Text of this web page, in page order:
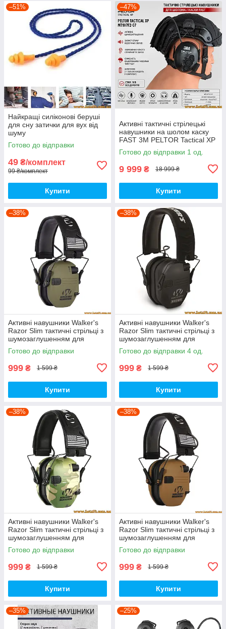
–51%
Найкращі силіконові беруші
для сну затички для вух від
шуму
Готово до відправки
49 ₴/комплект
99 ₴/комплект
Купити
–47%
Активні тактичні стрілецькі
навушники на шолом каску
FAST 3М PELTOR Tactical XP
MT1H7F2-07 з
шумозаглушенням для армії
Готово до відправки 1 од.
9 999 ₴ 18 999 ₴
Купити
–38%
Активні навушники Walker's
Razor Slim тактичні стрільці з
шумозаглушенням для
стрільців мисливців армії
Готово до відправки
999 ₴ 1 599 ₴
Купити
–38%
Активні навушники Walker's
Razor Slim тактичні стрільці з
шумозаглушенням для
стрільців армії мисливців
Готово до відправки 4 од.
999 ₴ 1 599 ₴
Купити
–38%
Активні навушники Walker's
Razor Slim тактичні стрільці з
шумозаглушенням для
стрільців армії мисливців
Готово до відправки
999 ₴ 1 599 ₴
Купити
–38%
Активні навушники Walker's
Razor Slim тактичні стрільці з
шумозаглушенням для
стрільців мисливців армії
Готово до відправки
999 ₴ 1 599 ₴
Купити
–35% –25%